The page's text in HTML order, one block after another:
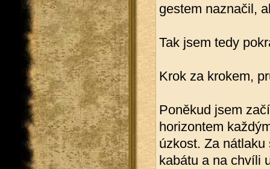
gestem naznačil,
Tak jsem tedy
Krok za krokem,
Poněkud jsem
horizontem
úzkost. Za
kabátu a na chvíli